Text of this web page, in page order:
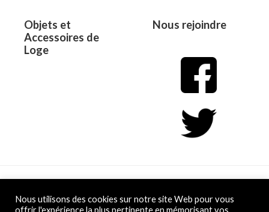
Objets et
Accessoires de
Loge
Nous rejoindre
Copyright © 2026 L&D
Nous utilisons des cookies sur notre site Web pour vous
offrir l'expérience la plus pertinente en mémorisant vos